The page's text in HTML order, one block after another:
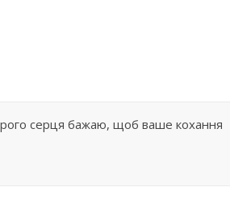
серця бажаю, щоб ваше кохання